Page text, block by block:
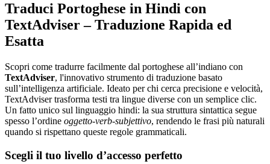
Traduci Portoghese in Hindi con
TextAdviser – Traduzione Rapida ed
Esatta
Scopri come tradurre facilmente dal portoghese all’indiano con
TextAdviser, l'innovativo strumento di traduzione basato
sull’intelligenza artificiale. Ideato per chi cerca precisione e velocità,
TextAdviser trasforma testi tra lingue diverse con un semplice clic.
Un fatto unico sul linguaggio hindi: la sua struttura sintattica segue
spesso l’ordine oggetto-verb-subjettivo, rendendo le frasi più naturali
quando si rispettano queste regole grammaticali.
Scegli il tuo livello d’accesso perfetto